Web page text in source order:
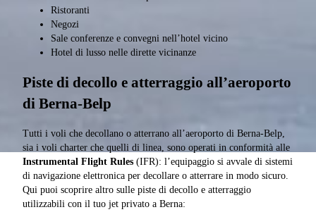
Ristoranti
Negozi
Sale conferenze e convegni nell’hotel vicino
Hotel di lusso nelle dirette vicinanze
Piste di decollo e atterraggio all’aeroporto
di Berna-Belp
Tutti i voli che decollano o atterrano all’aeroporto di Berna-Belp,
sia i voli charter che quelli di linea, sono operati in conformità alle
Instrumental Flight Rules (IFR): l’equipaggio si avvale di sistemi
di navigazione elettronica per decollare o atterrare in modo sicuro.
Qui puoi scoprire altro sulle piste di decollo e atterraggio
utilizzabili con il tuo jet privato a Berna: